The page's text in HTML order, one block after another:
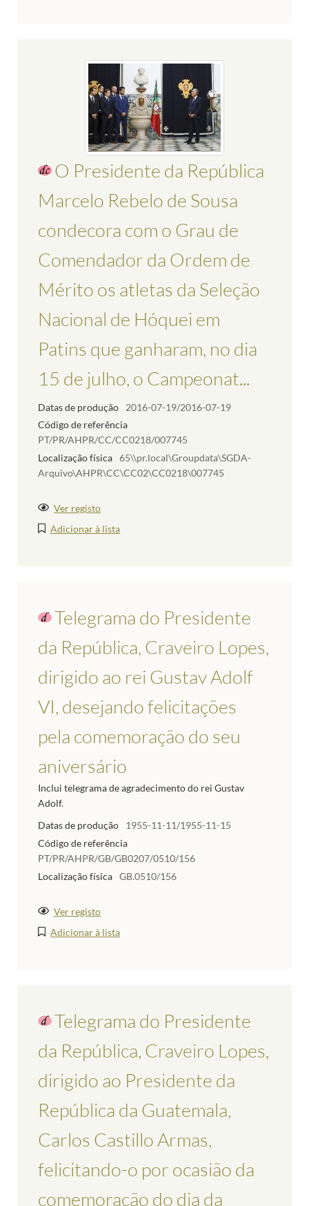
O Presidente da República
Marcelo Rebelo de Sousa
condecora com o Grau de
Comendador da Ordem de
Mérito os atletas da Seleção
Nacional de Hóquei em
Patins que ganharam, no dia
15 de julho, o Campeonat...
Datas de produção
2016-07-19/2016-07-19
Código de referência
PT/PR/AHPR/CC/CC0218/007745
Localização física 65\\pr.local\Groupdata\SGDA-
Arquivo\AHPR\CC\CC02\CC0218\007745
Ver registo
Adicionar à lista
Telegrama do Presidente
da República, Craveiro Lopes,
dirigido ao rei Gustav Adolf
VI, desejando felicitações
pela comemoração do seu
aniversário
Inclui telegrama de agradecimento do rei Gustav
Adolf.
Datas de produção
1955-11-11/1955-11-15
Código de referência
PT/PR/AHPR/GB/GB0207/0510/156
Localização física GB.0510/156
Ver registo
Adicionar à lista
Telegrama do Presidente
da República, Craveiro Lopes,
dirigido ao Presidente da
República da Guatemala,
Carlos Castillo Armas,
felicitando-o por ocasião da
comemoração do dia da